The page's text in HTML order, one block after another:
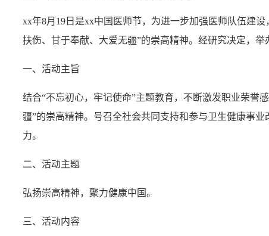
xx年8月19日是xx中国医师节，为进一步加强医师队伍建
扶伤、甘于奉献、大爱无疆”的崇高精神。经研究决定，举
一、活动主旨
结合“不忘初心，牢记使命”主题教育，不断激发职业荣誉
疆”的崇高精神。号召全社会共同支持和参与卫生健康事
力。
二、活动主题
弘扬崇高精神，聚力健康中国。
三、活动内容